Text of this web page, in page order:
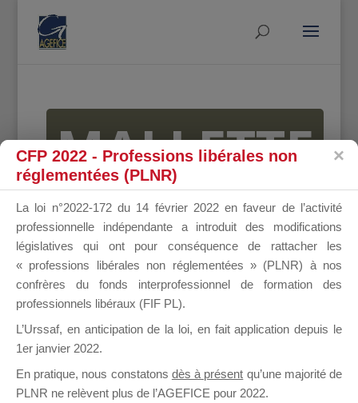
MALLETTE
DU
DIRIGEANT
il y a un mois
CFP 2022 - Professions libérales non
réglementées (PLNR)
La loi n°2022-172 du 14 février 2022 en faveur de l’activité
professionnelle indépendante a introduit des modifications
législatives qui ont pour conséquence de rattacher les
« professions libérales non réglementées » (PLNR) à nos
confrères du fonds interprofessionnel de formation des
professionnels libéraux (FIF PL).
L’Urssaf, en anticipation de la loi, en fait application depuis le
1er janvier 2022.
En pratique, nous constatons dès à présent qu’une majorité de
PLNR ne relèvent plus de l’AGEFICE pour 2022.